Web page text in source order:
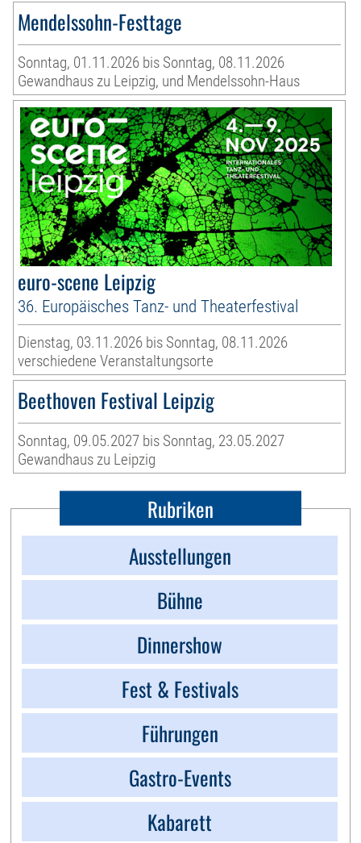
Mendelssohn-Festtage
Sonntag, 01.11.2026 bis Sonntag, 08.11.2026
Gewandhaus zu Leipzig, und Mendelssohn-Haus
euro-scene Leipzig
36. Europäisches Tanz- und Theaterfestival
Dienstag, 03.11.2026 bis Sonntag, 08.11.2026
verschiedene Veranstaltungsorte
Beethoven Festival Leipzig
Sonntag, 09.05.2027 bis Sonntag, 23.05.2027
Gewandhaus zu Leipzig
Rubriken
Ausstellungen
Bühne
Dinnershow
Fest & Festivals
Führungen
Gastro-Events
Kabarett